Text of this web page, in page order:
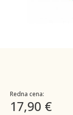
Redna cena:
17,90 €